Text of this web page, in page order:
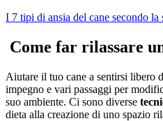
I 7 tipi di ansia del cane secondo la
Come far rilassare
Aiutare il tuo cane a sentirsi libero
impegno e vari passaggi per
suo ambiente. Ci sono diverse
dieta alla creazione di uno spazio